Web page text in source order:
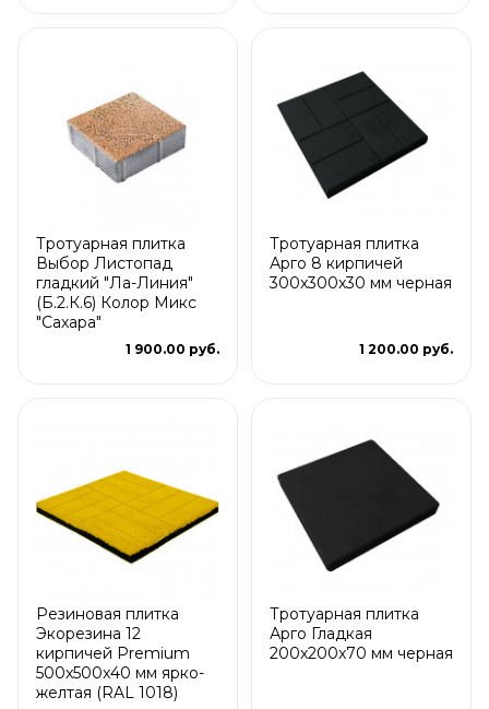
Тротуарная плитка
Выбор Листопад
гладкий "Ла-Линия"
(Б.2.К.6) Колор Микс
"Сахара"
1 900.00 руб.
Тротуарная плитка
Арго 8 кирпичей
300x300x30 мм черная
1 200.00 руб.
Резиновая плитка
Экорезина 12
кирпичей Premium
500x500x40 мм ярко-
желтая (RAL 1018)
Тротуарная плитка
Арго Гладкая
200x200x70 мм черная